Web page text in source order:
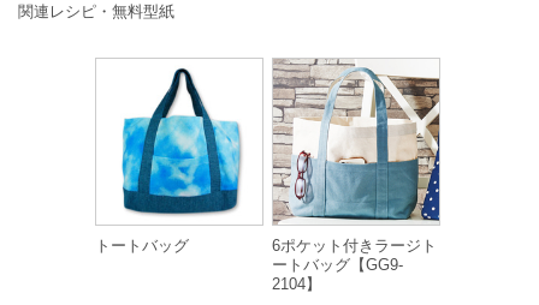
関連レシピ・無料型紙
トートバッグ
6ポケット付きラージト
ートバッグ【GG9-
2104】